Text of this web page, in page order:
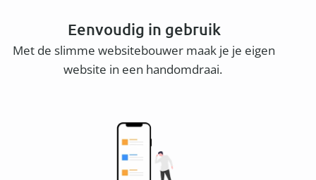
Eenvoudig in gebruik
Met de slimme websitebouwer maak je je eigen
website in een handomdraai.